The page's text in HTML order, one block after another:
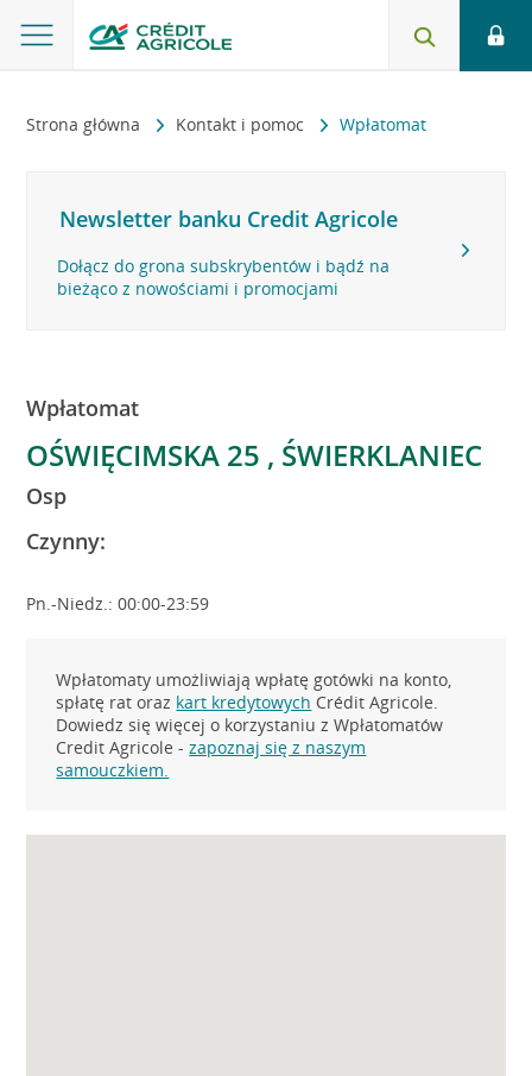
Strona główna Kontakt i pomoc Wpłatomat
Newsletter banku Credit Agricole
Dołącz do grona subskrybentów i bądź na
bieżąco z nowościami i promocjami
Wpłatomat
OŚWIĘCIMSKA 25 , ŚWIERKLANIEC
Osp
Czynny:
Pn.-Niedz.: 00:00-23:59
Wpłatomaty umożliwiają wpłatę gotówki na konto,
spłatę rat oraz kart kredytowych Crédit Agricole.
Dowiedz się więcej o korzystaniu z Wpłatomatów
Credit Agricole -zapoznaj się z naszym
samouczkiem.